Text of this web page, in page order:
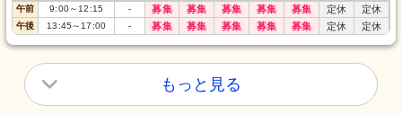
午前
9:00～12:15 - 募集 募集 募集 募集 募集 定休 定休
午後 13:45 ～17:00 - 募集 募集 募集 募集 募集 定休 定休
もっと見る